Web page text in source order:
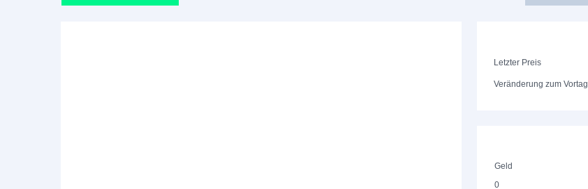
Letzter Preis
Veränderung zum Vortag
Geld
0